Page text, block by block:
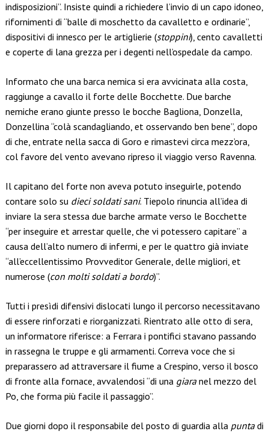
indisposizioni”. Insiste quindi a richiedere l’invio di un capo idoneo,
rifornimenti di “balle di moschetto da cavalletto e ordinarie”,
dispositivi di innesco per le artiglierie (stoppini), cento cavalletti
e coperte di lana grezza per i degenti nell’ospedale da campo.
Informato che una barca nemica si era avvicinata alla costa,
raggiunge a cavallo il forte delle Bocchette. Due barche
nemiche erano giunte presso le bocche Bagliona, Donzella,
Donzellina “colà scandagliando, et osservando ben bene”, dopo
di che, entrate nella sacca di Goro e rimastevi circa mezz’ora,
col favore del vento avevano ripreso il viaggio verso Ravenna.
Il capitano del forte non aveva potuto inseguirle, potendo
contare solo su dieci soldati sani. Tiepolo rinuncia all’idea di
inviare la sera stessa due barche armate verso le Bocchette
“per inseguire et arrestar quelle, che vi potessero capitare” a
causa dell’alto numero di infermi, e per le quattro già inviate
“all’eccellentissimo Provveditor Generale, delle migliori, et
numerose (con molti soldati a bordo)”.
Tutti i presìdi difensivi dislocati lungo il percorso necessitavano
di essere rinforzati e riorganizzati. Rientrato alle otto di sera,
un informatore riferisce: a Ferrara i pontifici stavano passando
in rassegna le truppe e gli armamenti. Correva voce che si
preparassero ad attraversare il fiume a Crespino, verso il bosco
di fronte alla fornace, avvalendosi “di una giaranel mezzo del
Po, che forma più facile il passaggio”.
Due giorni dopo il responsabile del posto di guardia alla puntadi